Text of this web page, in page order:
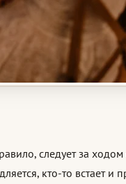
следует за
кто-то встает и